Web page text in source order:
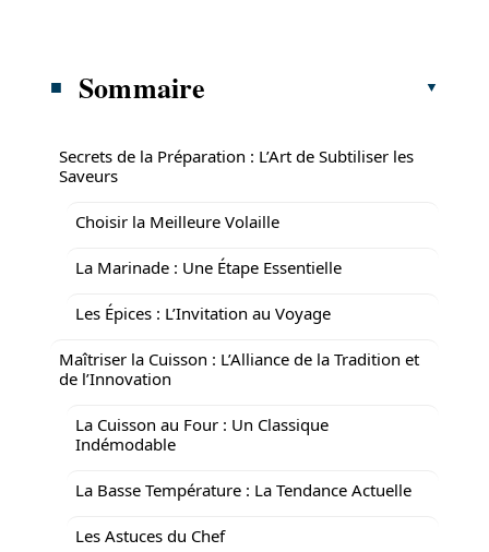
Sommaire
Secrets de la Préparation : L’Art de Subtiliser les
Saveurs
Choisir la Meilleure Volaille
La Marinade : Une Étape Essentielle
Les Épices : L’Invitation au Voyage
Maîtriser la Cuisson : L’Alliance de la Tradition et
de l’Innovation
La Cuisson au Four : Un Classique
Indémodable
La Basse Température : La Tendance Actuelle
Les Astuces du Chef